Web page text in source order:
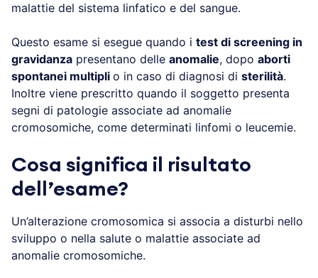
malattie del sistema linfatico e del sangue.
Questo esame si esegue quando i test di screening in
gravidanza presentano delle anomalie, dopo aborti
spontanei multipli o in caso di diagnosi di sterilità.
Inoltre viene prescritto quando il soggetto presenta
segni di patologie associate ad anomalie
cromosomiche, come determinati linfomi o leucemie.
Cosa significa il risultato
dell’esame?
Un’alterazione cromosomica si associa a disturbi nello
sviluppo o nella salute o malattie associate ad
anomalie cromosomiche.